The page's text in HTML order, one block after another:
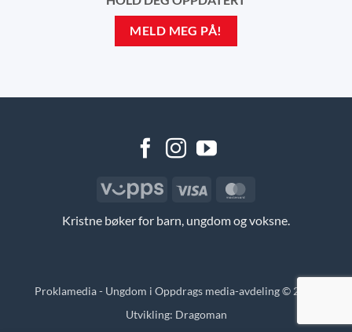
MELD MEG PÅ!
Kristne bøker for barn, ungdom og voksne.
Vipps Visa
Proklamedia - Ungdom i Oppdrags media-avdeling © 2026
Utvikling: Dragoman